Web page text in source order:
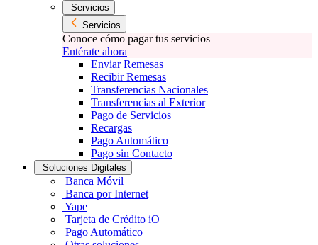
Servicios
Servicios
Conoce cómo pagar tus servicios
Entérate ahora
Enviar Remesas
Recibir Remesas
Transferencias Nacionales
Transferencias al Exterior
Pago de Servicios
Recargas
Pago Automático
Pago sin Contacto
Soluciones Digitales
Banca Móvil
Banca por Internet
Yape
Tarjeta de Crédito iO
Pago Automático